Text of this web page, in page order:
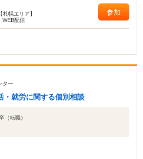
【札幌エリア】
WEB配信
参加
ター
・就労に関する個別相談
（転職）